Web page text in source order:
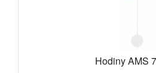
Hodiny AMS